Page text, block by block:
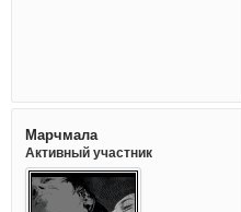
Марчмала
Активный участник